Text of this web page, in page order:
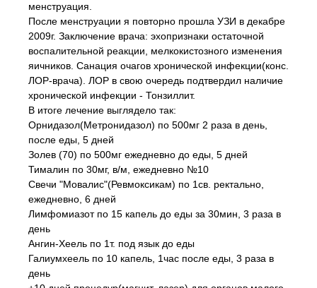
менструация.
После менструации я повторно прошла УЗИ в декабре
2009г. Заключение врача: эхопризнаки остаточной
воспалительной реакции, мелкокистозного изменения
яичников. Санация очагов хронической инфекции(конс.
ЛОР-врача). ЛОР в свою очередь подтвердил наличие
хронической инфекции - Тонзиллит.
В итоге лечение выглядело так:
Орнидазол(Метронидазол) по 500мг 2 раза в день,
после еды, 5 дней
Золев (70) по 500мг ежедневно до еды, 5 дней
Тималин по 30мг, в/м, ежедневно №10
Свечи "Мовалис"(Ревмоксикам) по 1св. ректально,
ежедневно, 6 дней
Лимфомиазот по 15 капель до еды за 30мин, 3 раза в
день
Ангин-Хеель по 1т. под язык до еды
Галиумхеель по 10 капель, 1час после еды, 3 раза в
день